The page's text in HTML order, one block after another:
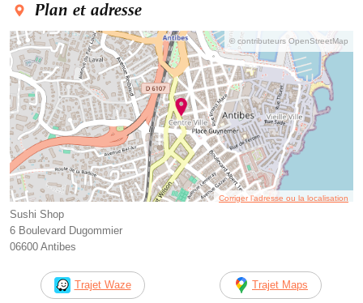
Plan et adresse
© contributeurs OpenStreetMap
Corriger l’adresse ou la localisation
Sushi Shop
6 Boulevard Dugommier
06600 Antibes
Trajet Waze Trajet Maps